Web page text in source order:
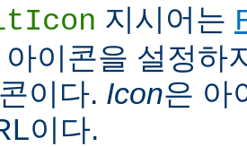
지시어는
이콘을 설정하
이다. Icon은 아
이다.